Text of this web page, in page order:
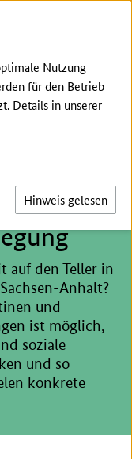
in
zu
auf den Teller in
Anhalt?
und
ist möglich,
soziale
und so
konkrete
Nutzung
für den Betrieb
Details in unserer
Hinweis gelesen